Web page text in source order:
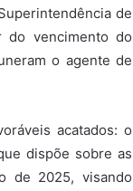
de
do vencimento do
o agente de
acatados: o
dispõe sobre as
de 2025, visando